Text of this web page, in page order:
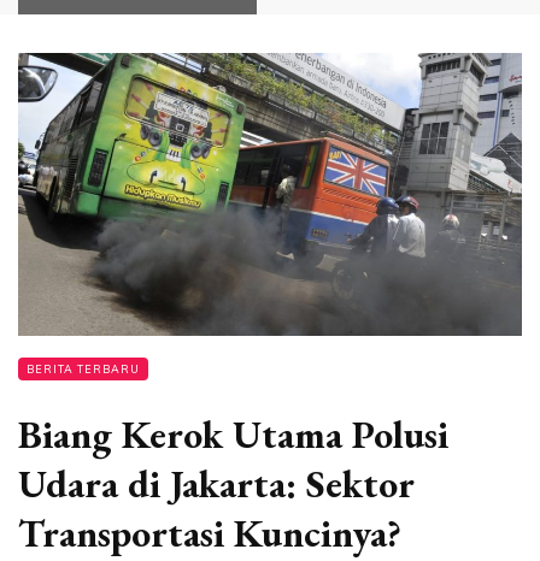
BERITA TERBARU
Biang Kerok Utama Polusi
Udara di Jakarta: Sektor
Transportasi Kuncinya?